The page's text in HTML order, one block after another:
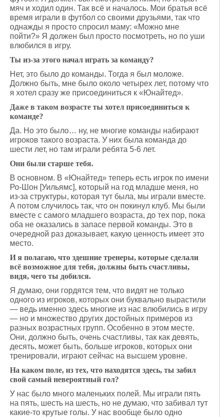
мяч и ходил один. Так всё и началось. Мои братья всё
время играли в футбол со своими друзьями, так что
однажды я просто спросил маму: «Можно мне
пойти?» Я должен был просто посмотреть, но по уши
влюбился в игру.
Ты из-за этого начал играть за команду?
Нет, это было до команды. Тогда я был моложе.
Должно быть, мне было около четырех лет, потому что
я хотел сразу же присоединиться к «Юнайтед».
Даже в таком возрасте ты хотел присоединиться к
команде?
Да. Но это было… ну, не многие команды набирают
игроков такого возраста. У них была команда до
шести лет, но там играли ребята 5-6 лет.
Они были старше тебя.
В основном. В «Юнайтед» теперь есть игрок по имени
Ро-Шон [Уильямс], который на год младше меня, но
из-за структуры, которая тут была, мы играли вместе.
А потом случилось так, что он покинул клуб. Мы были
вместе с самого младшего возраста, до тех пор, пока
оба не оказались в запасе первой команды. Это в
очередной раз доказывает, какую ценность имеет это
место.
И я полагаю, что здешние тренеры, которые сделали
всё возможное для тебя, должны быть счастливы,
видя, чего ты добился.
Я думаю, они гордятся тем, что видят не только
одного из игроков, которых они буквально вырастили
— ведь именно здесь многие из нас влюбились в игру
— но и множество других достойных примеров из
разных возрастных групп. Особенно в этом месте.
Они, должно быть, очень счастливы, так как девять,
десять, может быть, больше игроков, которых они
тренировали, играют сейчас на высшем уровне.
На каком поле, из тех, что находятся здесь, ты забил
свой самый невероятный гол?
У нас было много маленьких полей. Мы играли пять
на пять, шесть на шесть, но не думаю, что забивал тут
какие-то крутые голы. У нас вообще было одно